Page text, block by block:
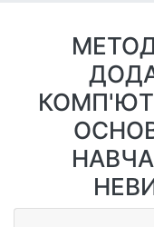
МЕТОД